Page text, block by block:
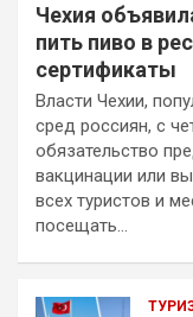
Чехия
пить пиво в
сертификаты
Власти Чехии,
сред россиян, с
обязательство
вакцинации или
всех туристов и
посещать…